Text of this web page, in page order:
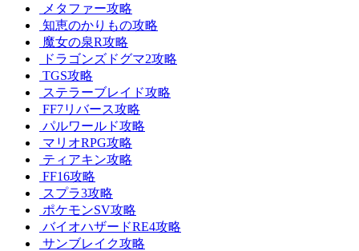
メタファー攻略
知恵のかりもの攻略
魔女の泉R攻略
ドラゴンズドグマ2攻略
TGS攻略
ステラーブレイド攻略
FF7リバース攻略
パルワールド攻略
マリオRPG攻略
ティアキン攻略
FF16攻略
スプラ3攻略
ポケモンSV攻略
バイオハザードRE4攻略
サンブレイク攻略